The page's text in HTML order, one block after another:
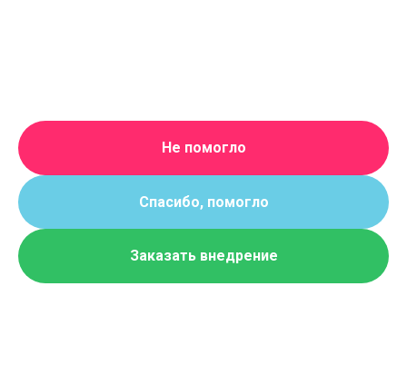
Не помогло
Спасибо, помогло
Заказать внедрение